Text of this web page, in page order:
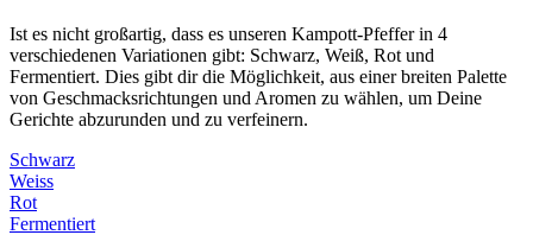
Ist es nicht großartig, dass es unseren Kampott-Pfeffer in 4
verschiedenen Variationen gibt: Schwarz, Weiß, Rot und
Fermentiert. Dies gibt dir die Möglichkeit, aus einer breiten Palette
von Geschmacksrichtungen und Aromen zu wählen, um Deine
Gerichte abzurunden und zu verfeinern.
Schwarz
Weiss
Rot
Fermentiert